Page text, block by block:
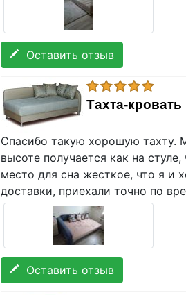
Оставить отзыв
Тахта-
Спасибо такую хорошую тахту.
высоте получается как на
место для сна жесткое, что я и
доставки, приехали точно по
Оставить отзыв